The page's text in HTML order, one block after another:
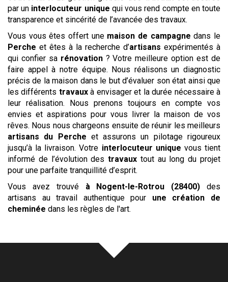
par un interlocuteur unique qui vous rend compte en toute
transparence et sincérité de l’avancée des travaux.
Vous vous êtes offert une maison de campagne dans le
Perche et êtes à la recherche d’artisans expérimentés à
qui confier sa rénovation? Votre meilleure option est de
faire appel à notre équipe. Nous réalisons un diagnostic
précis de la maison dans le but d’évaluer son état ainsi que
les différents travauxà envisager et la durée nécessaire à
leur réalisation. Nous prenons toujours en compte vos
envies et aspirations pour vous livrer la maison de vos
rêves. Nous nous chargeons ensuite de réunir les meilleurs
artisans du Perche et assurons un pilotage rigoureux
jusqu’à la livraison. Votre interlocuteur unique vous tient
informé de l’évolution destravaux tout au long du projet
pour une parfaite tranquillité d’esprit.
Vous avez trouvé
à Nogent-le-Rotrou (28400)
des
artisans au travail authentique pour une création de
cheminée dans les règles de l'art.